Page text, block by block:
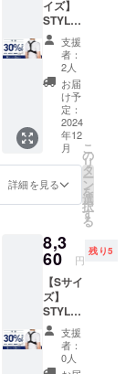
料込）
[サ
イズ] S
サイ
ズ ア
ンダー
バス
ト：62
～67cm
イズ】
STYLE
ARTIST
SMART
LIGHT×
2個セッ
ト【早
30％OF
F】 一
般販売
予定価
格
11,960
円（税
→【8,3
60円】
（税
込・送
料込）
[サ
イズ] M
サイ
ズ ア
支援
者：
2人
お届
け予
定：
2024
年12
月
詳細を見る
こ
の
リ
タ
ー
ン
を
選
択
す
る
8,3
60 円
残り5
【Sサイ
ズ】
STYLE
ARTIST
SMART
LIGHT×
2個セッ
支援
者：
0人